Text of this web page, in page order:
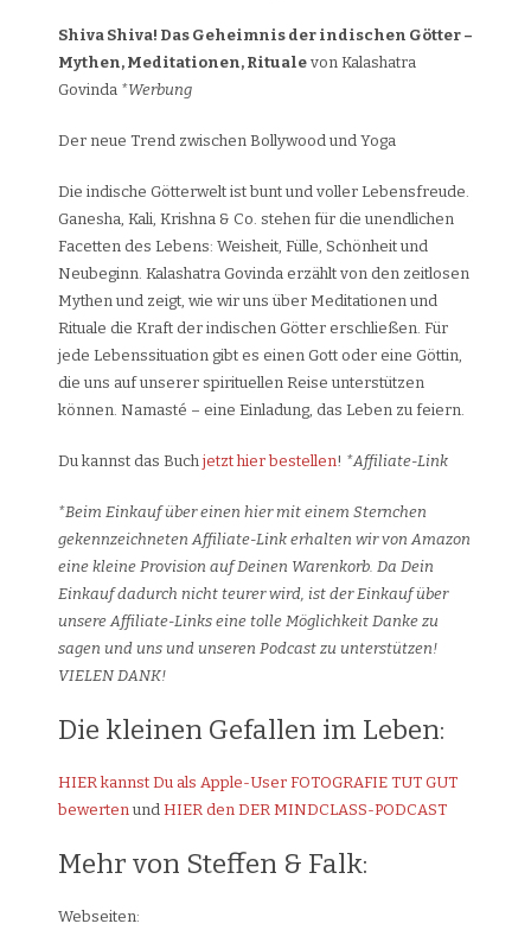
Shiva Shiva! Das Geheimnis der indischen Götter –
Mythen, Meditationen, Rituale von Kalashatra
Govinda *Werbung
Der neue Trend zwischen Bollywood und Yoga
Die indische Götterwelt ist bunt und voller Lebensfreude.
Ganesha, Kali, Krishna & Co. stehen für die unendlichen
Facetten des Lebens: Weisheit, Fülle, Schönheit und
Neubeginn. Kalashatra Govinda erzählt von den zeitlosen
Mythen und zeigt, wie wir uns über Meditationen und
Rituale die Kraft der indischen Götter erschließen. Für
jede Lebenssituation gibt es einen Gott oder eine Göttin,
die uns auf unserer spirituellen Reise unterstützen
können. Namasté – eine Einladung, das Leben zu feiern.
Du kannst das Buch jetzt hier bestellen! *Affiliate-Link
*Beim Einkauf über einen hier mit einem Sternchen
gekennzeichneten Affiliate-Link erhalten wir von Amazon
eine kleine Provision auf Deinen Warenkorb. Da Dein
Einkauf dadurch nicht teurer wird, ist der Einkauf über
unsere Affiliate-Links eine tolle Möglichkeit Danke zu
sagen und uns und unseren Podcast zu unterstützen!
VIELEN DANK!
Die kleinen Gefallen im Leben:
HIER kannst Du als Apple-User FOTOGRAFIE TUT GUT
bewerten und HIER den DER MINDCLASS-PODCAST
Mehr von Steffen & Falk:
Webseiten: